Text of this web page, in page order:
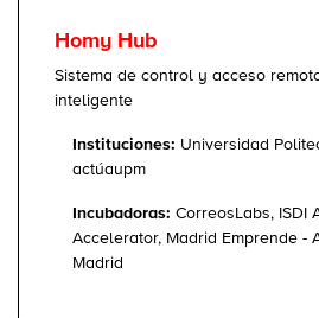
Homy Hub
Sistema de control y acceso
inteligente
Instituciones: Universidad
actúaupm
Incubadoras: CorreosLabs, ISDI
Accelerator, Madrid Emprende -
Madrid